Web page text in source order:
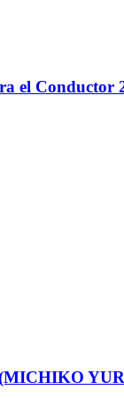
el Conductor